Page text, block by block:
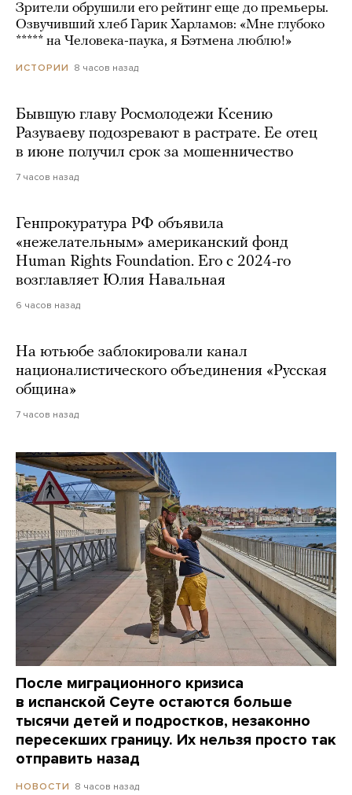
Зрители обрушили его рейтинг еще до премьеры.
Озвучивший хлеб Гарик Харламов: «Мне глубоко
***** на Человека-паука, я Бэтмена люблю!»
ИСТОРИИ 8 часов назад
Бывшую главу Росмолодежи Ксению
Разуваеву подозревают в растрате. Ее отец
в июне получил срок за мошенничество
7 часов назад
Генпрокуратура РФ объявила
«нежелательным» американский фонд
Human Rights Foundation. Его с 2024-го
возглавляет Юлия Навальная
6 часов назад
На ютьюбе заблокировали канал
националистического объединения «Русская
община»
7 часов назад
После миграционного кризиса
в испанской Сеуте остаются больше
тысячи детей и подростков, незаконно
пересекших границу. Их нельзя просто так
отправить назад
НОВОСТИ 8 часов назад